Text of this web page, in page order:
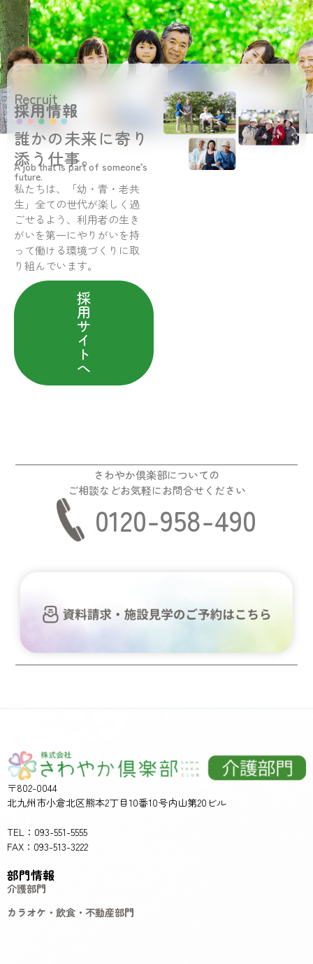
Recruit
採用情報
誰かの未来に寄り
添う仕事。
A job that is part of someone’s
future.
私たちは、「幼・青・老共
生」全ての世代が楽しく過
ごせるよう、利用者の生き
がいを第一にやりがいを持
って働ける環境づくりに取
り組んでいます。
採
用
サ
イ
ト
へ
さわやか倶楽部についての
ご相談などお気軽にお問合せください
0120-958-490
〒802-0044
北九州市小倉北区熊本2丁目10番10号内山第20ビル
TEL：093-551-5555
FAX：093-513-3222
部門情報
介護部門
カラオケ・飲食・不動産部門